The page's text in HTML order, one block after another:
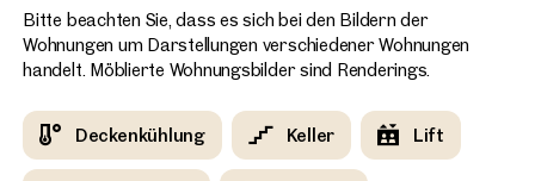
Bitte beachten Sie, dass es sich bei den Bildern der
Wohnungen um Darstellungen verschiedener Wohnungen
handelt. Möblierte Wohnungsbilder sind Renderings.
Deckenkühlung Keller Lift